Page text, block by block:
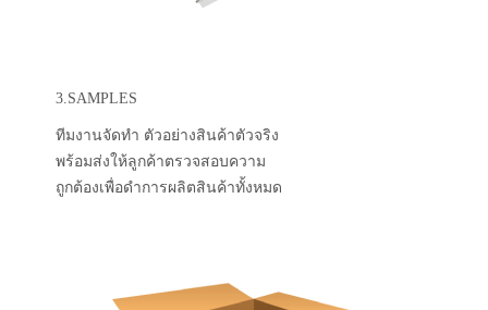
3.SAMPLES
ทีมงานจัดทำ ตัวอย่างสินค้าตัวจริง
พร้อมส่งให้ลูกค้าตรวจสอบความ
ถูกต้องเพื่อดำการผลิตสินค้าทั้งหมด